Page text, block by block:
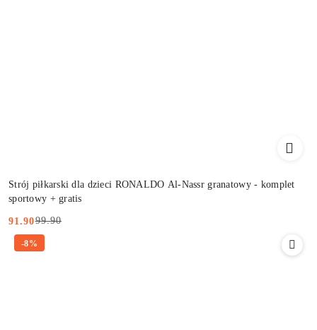
Strój piłkarski dla dzieci RONALDO Al-Nassr granatowy - komplet
sportowy + gratis
Cena
promocyjna:
91.90
Cena
przed
99.90
-8%